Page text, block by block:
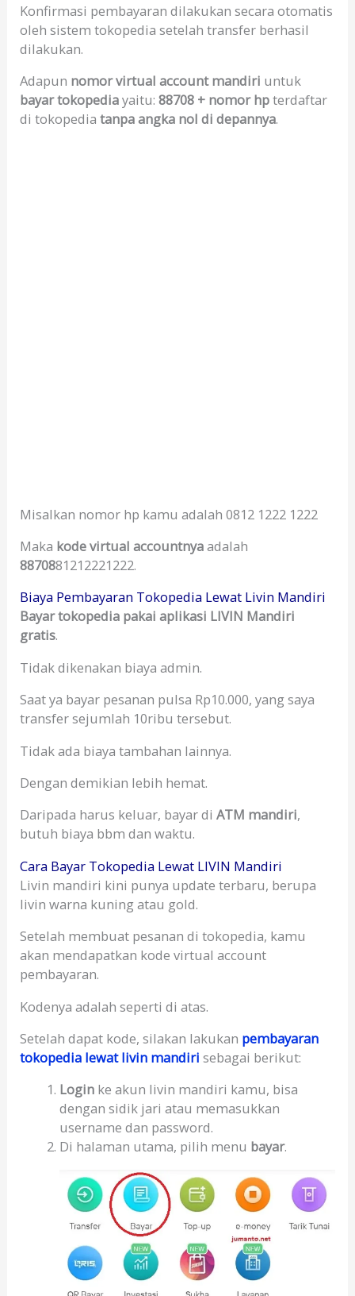
Konfirmasi pembayaran dilakukan secara otomatis
oleh sistem tokopedia setelah transfer berhasil
dilakukan.
Adapun nomor virtual account mandiri untuk
bayar tokopediayaitu:88708 + nomor hpterdaftar
di tokopediatanpa angka nol di depannya.
Misalkan nomor hp kamu adalah 0812 1222 1222
Maka kode virtual accountnyaadalah
8870881212221222.
Biaya Pembayaran Tokopedia Lewat Livin Mandiri
Bayar tokopedia pakai aplikasi LIVIN Mandiri
gratis.
Tidak dikenakan biaya admin.
Saat ya bayar pesanan pulsa Rp10.000, yang saya
transfer sejumlah 10ribu tersebut.
Tidak ada biaya tambahan lainnya.
Dengan demikian lebih hemat.
Daripada harus keluar, bayar diATM mandiri,
butuh biaya bbm dan waktu.
Cara Bayar Tokopedia Lewat LIVIN Mandiri
Livin mandiri kini punya update terbaru, berupa
livin warna kuning atau gold.
Setelah membuat pesanan di tokopedia, kamu
akan mendapatkan kode virtual account
pembayaran.
Kodenya adalah seperti di atas.
Setelah dapat kode, silakan lakukan pembayaran
tokopedia lewat livin mandiri sebagai berikut:
Loginke akun livin mandiri kamu, bisa
dengan sidik jari atau memasukkan
username dan password.
Di halaman utama, pilih menu bayar.